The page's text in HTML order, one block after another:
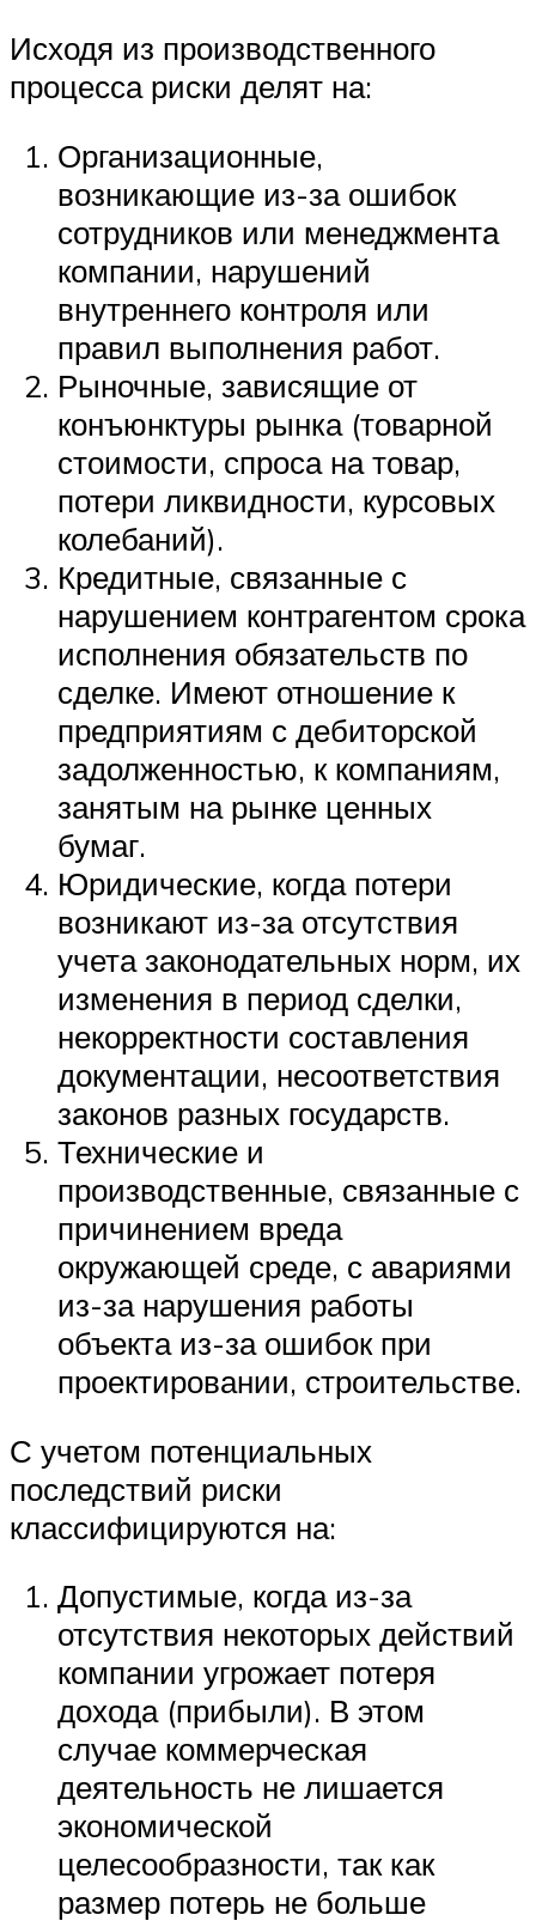
Исходя из производственного
процесса риски делят на:
Организационные,
возникающие из-за ошибок
сотрудников или менеджмента
компании, нарушений
внутреннего контроля или
правил выполнения работ.
Рыночные, зависящие от
конъюнктуры рынка (товарной
стоимости, спроса на товар,
потери ликвидности, курсовых
колебаний).
Кредитные, связанные с
нарушением контрагентом срока
исполнения обязательств по
сделке. Имеют отношение к
предприятиям с дебиторской
задолженностью, к компаниям,
занятым на рынке ценных
бумаг.
Юридические, когда потери
возникают из-за отсутствия
учета законодательных норм, их
изменения в период сделки,
некорректности составления
документации, несоответствия
законов разных государств.
Технические и
производственные, связанные с
причинением вреда
окружающей среде, с авариями
из-за нарушения работы
объекта из-за ошибок при
проектировании, строительстве.
С учетом потенциальных
последствий риски
классифицируются на:
Допустимые, когда из-за
отсутствия некоторых действий
компании угрожает потеря
дохода (прибыли). В этом
случае коммерческая
деятельность не лишается
экономической
целесообразности, так как
размер потерь не больше